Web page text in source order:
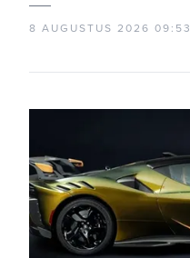
8 AUGUSTUS 2026 09:53